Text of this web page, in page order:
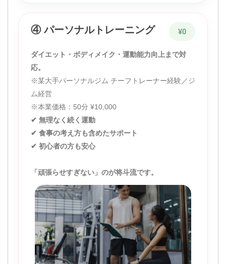
④ パーソナルトレーニング ¥0
ダイエット・ボディメイク・運動能力向上まで対
応。
※某大手パーソナルジム チーフトレーナー経験／ジ
ム経営
※本業価格：50分 ¥10,000
✔ 無理なく続く運動
✔ 食事の考え方も含めたサポート
✔ 初心者の方も安心
「頑張らせすぎない」のが将斗流です。